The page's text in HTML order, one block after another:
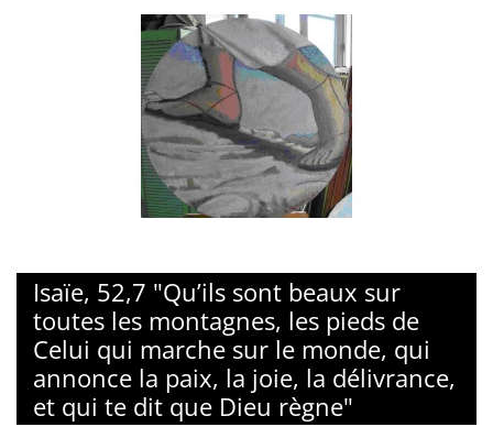
Isaïe, 52,7 "Qu’ils sont beaux sur
toutes les montagnes, les pieds de
Celui qui marche sur le monde, qui
annonce la paix, la joie, la délivrance,
et qui te dit que Dieu règne"